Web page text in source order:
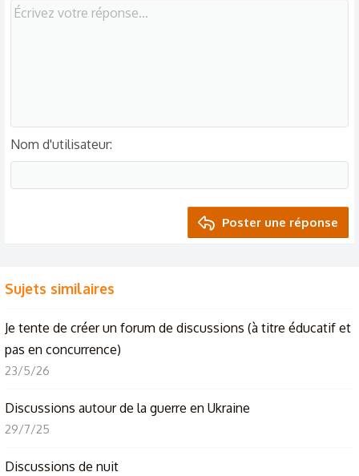
Nom d'utilisateur
Poster une réponse
Sujets similaires
Je tente de créer un forum de discussions (à titre éducatif et
pas en concurrence)
23/5/26
Discussions autour de la guerre en Ukraine
29/7/25
Discussions de nuit